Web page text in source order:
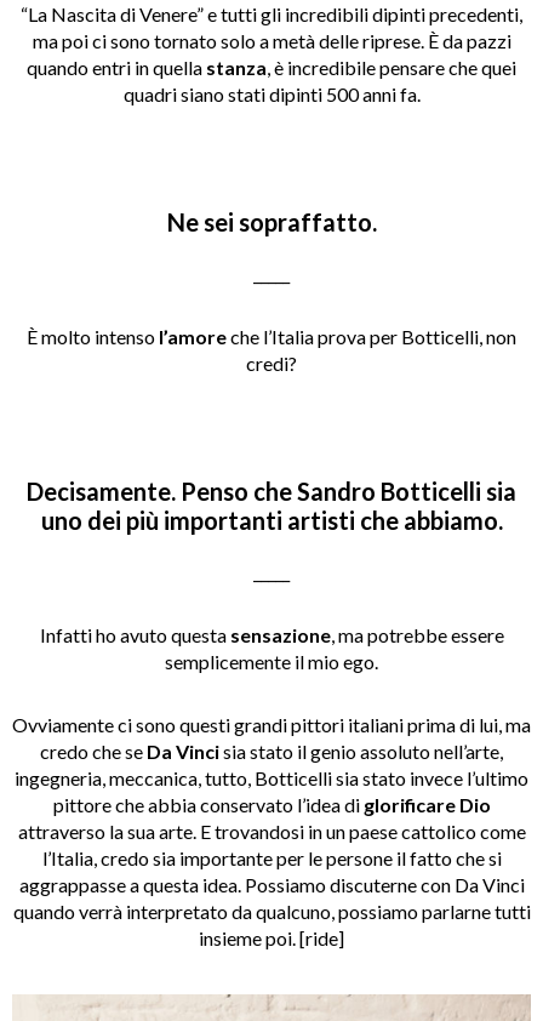
“La Nascita di Venere” e tutti gli incredibili dipinti precedenti,
ma poi ci sono tornato solo a metà delle riprese. È da pazzi
quando entri in quella stanza , è incredibile pensare che quei
quadri siano stati dipinti 500 anni fa.
Ne sei sopraffatto.
È molto intenso l’amoreche l’Italia prova per Botticelli, non
credi?
Decisamente. Penso che Sandro Botticelli sia
uno dei più importanti artisti che abbiamo.
Infatti ho avuto questa sensazione, ma potrebbe essere
semplicemente il mio ego.
Ovviamente ci sono questi grandi pittori italiani prima di lui, ma
credo che se Da Vincisia stato il genio assoluto nell’arte,
ingegneria, meccanica, tutto, Botticelli sia stato invece l’ultimo
pittore che abbia conservato l’idea di glorificare Dio
attraverso la sua arte. E trovandosi in un paese cattolico come
l’Italia, credo sia importante per le persone il fatto che si
aggrappasse a questa idea. Possiamo discuterne con Da Vinci
quando verrà interpretato da qualcuno, possiamo parlarne tutti
insieme poi. [ride]